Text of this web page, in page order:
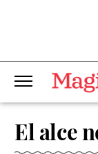
El alce